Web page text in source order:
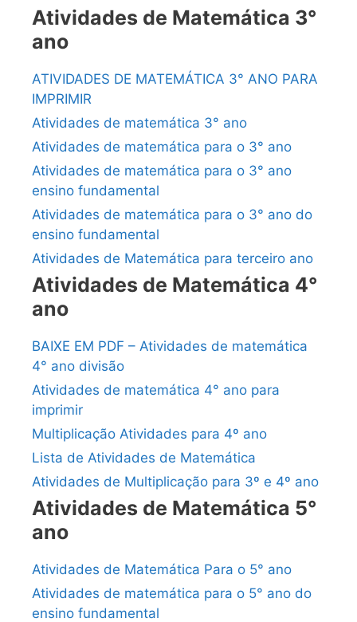
Atividades de Matemática 3°
ano
ATIVIDADES DE MATEMÁTICA 3° ANO PARA
IMPRIMIR
Atividades de matemática 3° ano
Atividades de matemática para o 3° ano
Atividades de matemática para o 3° ano
ensino fundamental
Atividades de matemática para o 3° ano do
ensino fundamental
Atividades de Matemática para terceiro ano
Atividades de Matemática 4°
ano
BAIXE EM PDF – Atividades de matemática
4° ano divisão
Atividades de matemática 4° ano para
imprimir
Multiplicação Atividades para 4º ano
Lista de Atividades de Matemática
Atividades de Multiplicação para 3º e 4º ano
Atividades de Matemática 5°
ano
Atividades de Matemática Para o 5° ano
Atividades de matemática para o 5° ano do
ensino fundamental